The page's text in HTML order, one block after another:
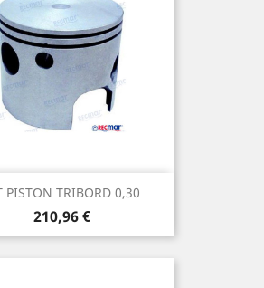
PISTON TRIBORD 0,30
Prix
210,96 €